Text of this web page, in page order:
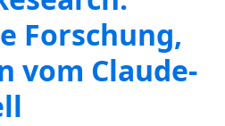
Forschung,
vom Claude-